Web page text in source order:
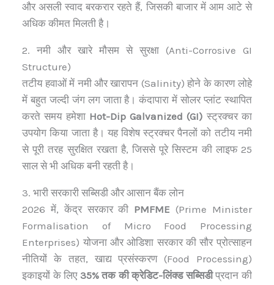
और असली स्वाद बरकरार रहते हैं, जिसकी बाजार में आम आटे से
अधिक कीमत मिलती है।
2. नमी और खारे मौसम से सुरक्षा (Anti-Corrosive GI
Structure)
तटीय हवाओं में नमी और खारापन (Salinity) होने के कारण लोहे
में बहुत जल्दी जंग लग जाता है। कंदापारा में सोलर प्लांट स्थापित
करते समय हमेशा Hot-Dip Galvanized (GI) स्ट्रक्चर का
उपयोग किया जाता है। यह विशेष स्ट्रक्चर पैनलों को तटीय नमी
से पूरी तरह सुरक्षित रखता है, जिससे पूरे सिस्टम की लाइफ 25
साल से भी अधिक बनी रहती है।
3. भारी सरकारी सब्सिडी और आसान बैंक लोन
2026 में, केंद्र सरकार की PMFME (Prime Minister
Formalisation of Micro Food Processing
Enterprises) योजना और ओडिशा सरकार की सौर प्रोत्साहन
नीतियों के तहत, खाद्य प्रसंस्करण (Food Processing)
इकाइयों के लिए 35% तक की क्रेडिट-लिंक्ड सब्सिडीप्रदान की